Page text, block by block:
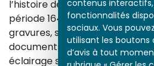
contenus
fonctionnalités
sociaux. Vous
utilisant les
d’avis à tout
l’histoire de France et les
période 1643-1945. À travers
gravures, sculptures,
documents d’archives, nos
éclairage sur les réalités